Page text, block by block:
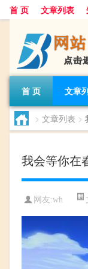
首 页 文章列表
首 页 文章
> 文章列表 >
我会等你在
网友:wh